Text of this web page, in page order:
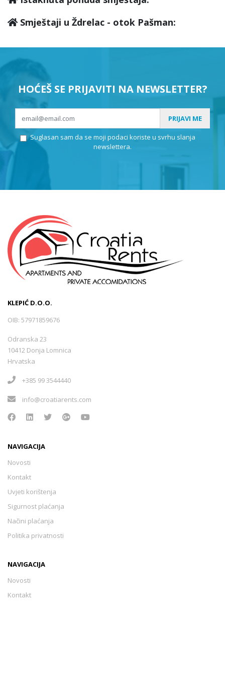
Smještaji u Ždrelac - otok Pašman:
HOĆEŠ SE PRIJAVITI NA NEWSLETTER?
PRIJAVI ME
Suglasan sam da se moji podaci koriste u svrhu slanja
newslettera.
KLEPIĆ D.O.O.
OIB: 57971859676
Odranska 23
10412 Donja Lomnica
Hrvatska
+385 99 3544440
info@croatiarents.com
NAVIGACIJA
Novosti
Kontakt
Uvjeti korištenja
Sigurnost plaćanja
Načini plaćanja
Politika privatnosti
NAVIGACIJA
Novosti
Kontakt